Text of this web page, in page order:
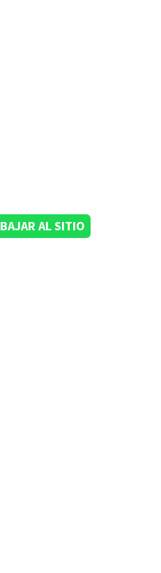
BAJAR AL SITIO